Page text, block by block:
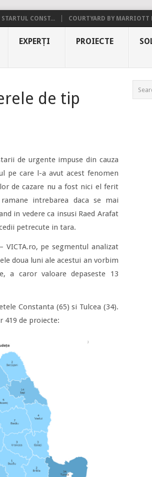
CONST... COURTYARD BY MARRIOTT
EXPERȚI PROIECTE
de tip
de urgente impuse din cauza
pe care l-a avut acest fenomen
de cazare nu a fost nici el ferit
intrebarea daca se mai
in vedere ca insusi Raed Arafat
petrecute in tara.
pe segmentul analizat
doua luni ale acestui an vorbim
a caror valoare depaseste 13
Constanta (65) si Tulcea (34).
419 de proiecte: